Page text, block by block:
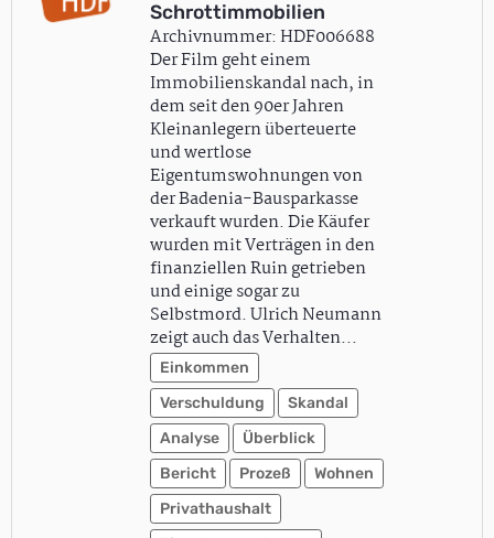
Schrottimmobilien
Archivnummer: HDF006688
Der Film geht einem
Immobilienskandal nach, in
dem seit den 90er Jahren
Kleinanlegern überteuerte
und wertlose
Eigentumswohnungen von
der Badenia-Bausparkasse
verkauft wurden. Die Käufer
wurden mit Verträgen in den
finanziellen Ruin getrieben
und einige sogar zu
Selbstmord. Ulrich Neumann
zeigt auch das Verhalten…
Einkommen
Verschuldung
Skandal
Analyse
Überblick
Bericht
Prozeß
Wohnen
Privathaushalt